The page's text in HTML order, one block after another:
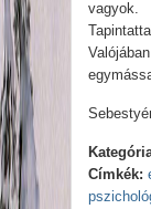
vagyok.
Címkék: